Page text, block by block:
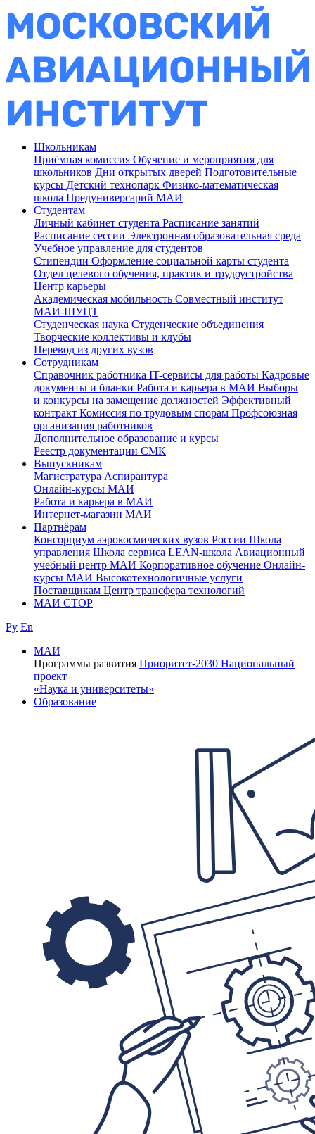
Школьникам
Приёмная комиссия Обучение и мероприятия для
школьников Дни открытых дверей Подготовительные
курсы Детский технопарк Физико-математическая
школа Предуниверсарий МАИ
Студентам
Личный кабинет студента Расписание занятий
Расписание сессии Электронная образовательная среда
Учебное управление для студентов
Стипендии Оформление социальной карты студента
Отдел целевого обучения, практик и трудоустройства
Центр карьеры
Академическая мобильность Совместный институт
МАИ-ШУЦТ
Студенческая наука Студенческие объединения
Творческие коллективы и клубы
Перевод из других вузов
Сотрудникам
Cправочник работника IT-сервисы для работы Кадровые
документы и бланки Работа и карьера в МАИ Выборы
и конкурсы на замещение должностей Эффективный
контракт Комиссия по трудовым спорам Профсоюзная
организация работников
Дополнительное образование и курсы
Реестр документации СМК
Выпускникам
Магистратура Аспирантура
Онлайн-курсы МАИ
Работа и карьера в МАИ
Интернет-магазин МАИ
Партнёрам
Консорциум аэрокосмических вузов России Школа
управления Школа сервиса LEAN-школа Авиационный
учебный центр МАИ Корпоративное обучение Онлайн-
курсы МАИ Высокотехнологичные услуги
Поставщикам Центр трансфера технологий
МАИ СТОР
Ру En
МАИ
Программы развития Приоритет-2030 Национальный
проект
«Наука и университеты»
Образование